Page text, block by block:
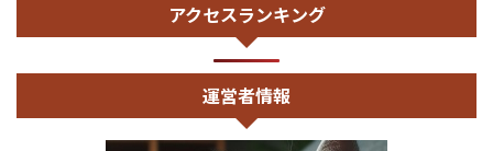
アクセスランキング
運営者情報